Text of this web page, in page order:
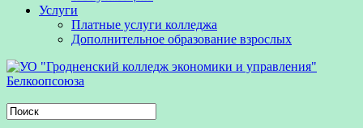
Услуги
Платные услуги колледжа
Дополнительное образование взрослых